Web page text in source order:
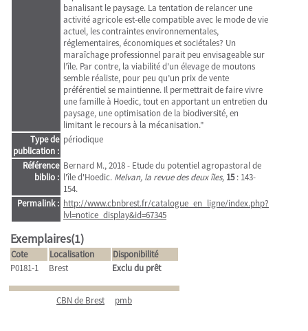
banalisant le paysage. La tentation de relancer une
activité agricole est-elle compatible avec le mode de vie
actuel, les contraintes environnementales,
réglementaires, économiques et sociétales? Un
maraîchage professionnel parait peu envisageable sur
l’île. Par contre, la viabilité d’un élevage de moutons
semble réaliste, pour peu qu’un prix de vente
préférentiel se maintienne. Il permettrait de faire vivre
une famille à Hoedic, tout en apportant un entretien du
paysage, une optimisation de la biodiversité, en
limitant le recours à la mécanisation."
Type de
publication :
périodique
Référence
biblio :
Bernard M., 2018 - Etude du potentiel agropastoral de
l'île d'Hoedic. Melvan, la revue des deux îles, 15: 143-
154.
Permalink : http://www.cbnbrest.fr/catalogue_en_ligne/index.php?
lvl=notice_display&id=67345
Exemplaires(1)
Cote Localisation
Disponibilité
P0181-1
Brest Exclu du prêt
CBN de Brest pmb